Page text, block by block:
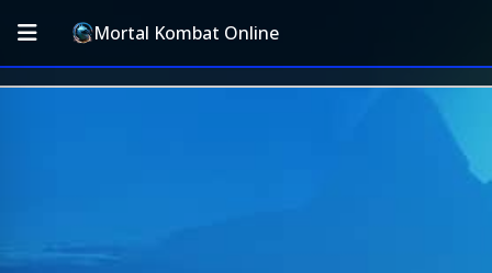
Mortal Kombat Online